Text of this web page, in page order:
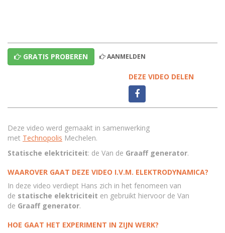
GRATIS PROBEREN AANMELDEN
DEZE VIDEO DELEN
Deze video werd gemaakt in samenwerking
met Technopolis Mechelen.
Statische elektriciteit: de Van de Graaff generator.
WAAROVER GAAT DEZE VIDEO I.V.M. ELEKTRODYNAMICA?
In deze video verdiept Hans zich in het fenomeen van
de statische elektriciteit en gebruikt hiervoor de Van
de Graaff generator.
HOE GAAT HET EXPERIMENT IN ZIJN WERK?